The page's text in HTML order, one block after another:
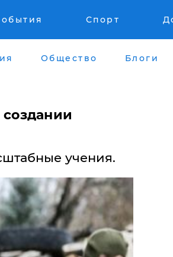
Спорт
Общество Блоги
учения.